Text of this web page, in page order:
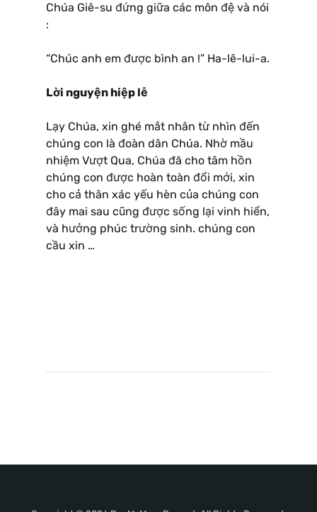
Chúa Giê-su đứng giữa các môn đệ và nói
:
“Chúc anh em được bình an !” Ha-lê-lui-a.
Lời nguyện hiệp lễ
Lạy Chúa, xin ghé mắt nhân từ nhìn đến
chúng con là đoàn dân Chúa. Nhờ mầu
nhiệm Vượt Qua, Chúa đã cho tâm hồn
chúng con được hoàn toàn đổi mới, xin
cho cả thân xác yếu hèn của chúng con
đây mai sau cũng được sống lại vinh hiển,
và hưởng phúc trường sinh. chúng con
cầu xin …